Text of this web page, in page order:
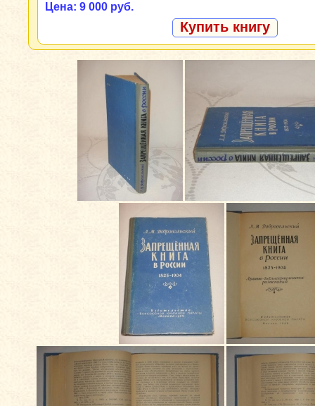
Цена: 9 000 руб.
Купить книгу